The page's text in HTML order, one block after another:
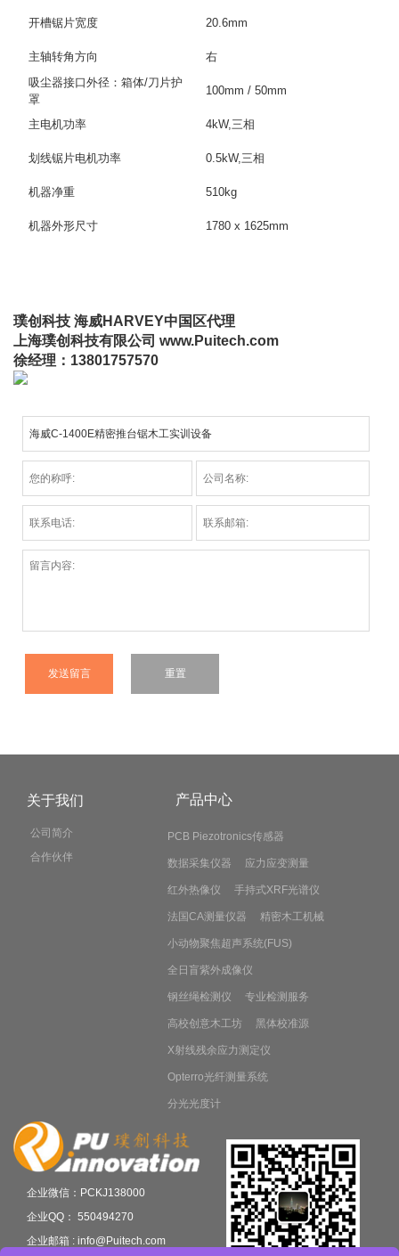
开槽锯片宽度 20.6mm
主轴转角方向 右
吸尘器接口外径：箱体/刀片护
罩
100mm / 50mm
主电机功率 4kW,三相
划线锯片电机功率 0.5kW,三相
机器净重 510kg
机器外形尺寸 1780 x 1625mm
璞创科技 海威HARVEY中国区代理
上海璞创科技有限公司 www.Puitech.com
徐经理：13801757570
关于我们
公司简介
合作伙伴
产品中心
PCB Piezotronics传感器
数据采集仪器 应力应变测量
红外热像仪 手持式XRF光谱仪
法国CA测量仪器 精密木工机械
小动物聚焦超声系统(FUS)
全日盲紫外成像仪
钢丝绳检测仪 专业检测服务
高校创意木工坊 黑体校准源
X射线残余应力测定仪
Opterro光纤测量系统
分光光度计
企业微信：PCKJ138000
企业QQ： 550494270
企业邮箱 : info@Puitech.com